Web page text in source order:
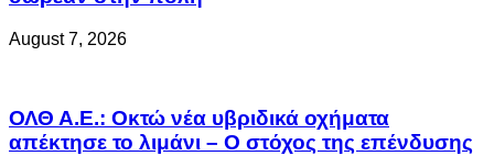
August 7, 2026
ΟΛΘ Α.Ε.: Οκτώ νέα υβριδικά οχήματα
απέκτησε το λιμάνι – Ο στόχος της επένδυσης